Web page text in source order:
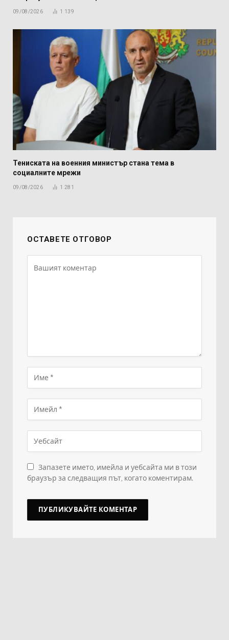
09/08/2026 1 139
Тениската на военния министър стана тема в
социалните мрежи
09/08/2026 1 281
ОСТАВЕТЕ ОТГОВОР
Запазете името, имейла и уебсайта ми в този
браузър за следващия път, когато коментирам.